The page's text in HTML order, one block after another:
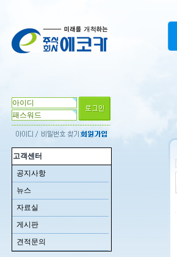
고객센터
공지사항
뉴스
자료실
게시판
견적문의